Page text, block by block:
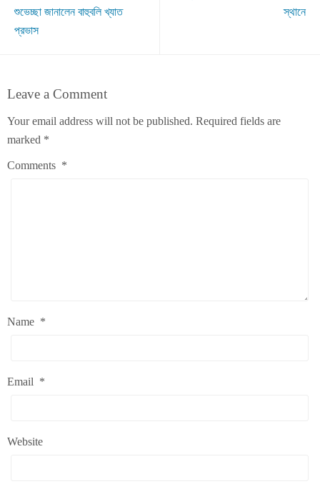
শুভেচ্ছা জানালেন বাহুবলি খ্যাত
প্রভাস
স্থানে
Leave a Comment
Your email address will not be published. Required fields are
marked *
Comments *
Name *
Email *
Website